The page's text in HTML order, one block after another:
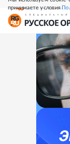
принимаете условия
СВЕЖИЙ НОМЕР